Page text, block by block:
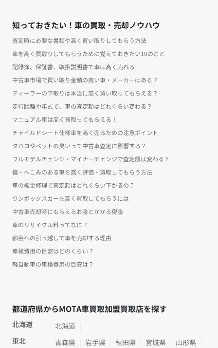
知っておきたい！車の買取・売却ノウハウ
査定時に必要な書類や高く買い取りしてもらう方法
車を高く買取りしてもらうために覚えておきたい10のこと
記録簿、保証書、取扱説明書で車は高く売れる
中古車市場で買い取り金額の高い車・メーカーはある？
ディーラーの下取りは本当に高く買い取ってもらえる？
走行距離や年式で、車の査定額はどれくらい変わる？
マニュアル車は高く買取ってもらえる！
チャイルドシート仕様車を高く売るための注意ポイント
タバコやペットの臭いって中古車査定に影響する？
フルモデルチェンジ・マイナーチェンジで査定額は変わる？
傷・へこみのある車を高く評価・買取してもらう方法
車の板金修理で査定額はどれくらい下がるの？
ワンボックスカーを高く買取してもらうには
中古車売却時にもらえるお金とかかる税金
車のリサイクル料ってなに？
都会への引っ越しで車を売却する理由
車検費用の目安はどのくらい？
軽自動車の車検費用の目安は？
都道府県からMOTA車買取加盟買取店を探す
北海道
北海道
東北
青森県 岩手県 秋田県 宮城県
山形県